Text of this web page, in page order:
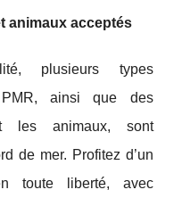
animaux acceptés
plusieurs types
PMR, ainsi que des
les animaux, sont
de mer. Profitez d’un
toute liberté, avec